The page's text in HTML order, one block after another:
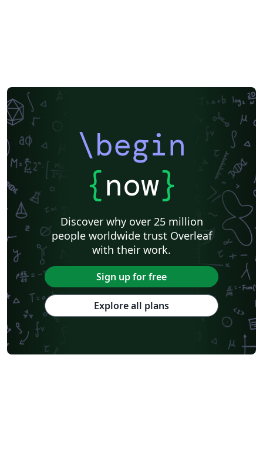
\begin
{now}
Discover why over 25 million
people worldwide trust Overleaf
with their work.
Sign up for free
Explore all plans